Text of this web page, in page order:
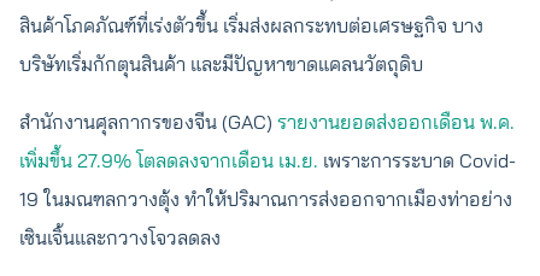
สินค้าโภคภัณฑ์ที่เร่งตัวขึ้น เริ่มส่งผลกระทบต่อเศรษฐกิจ บาง
บริษัทเริ่มกักตุนสินค้า และมีปัญหาขาดแคลนวัตถุดิบ
สำนักงานศุลกากรของจีน (GAC) รายงานยอดส่งออกเดือน พ.ค.
เพิ่มขึ้น 27.9% โตลดลงจากเดือน เม.ย. เพราะการระบาด Covid-
19 ในมณฑลกวางตุ้ง ทำให้ปริมาณการส่งออกจากเมืองท่าอย่าง
เซินเจิ้นและกวางโจวลดลง